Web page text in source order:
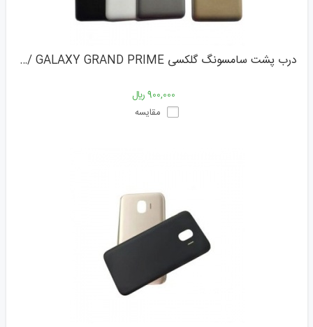
درب پشت سامسونگ گلکسی G530 /G531 / GALAXY GRAND PRIME
900,000 ﷼
مقایسه